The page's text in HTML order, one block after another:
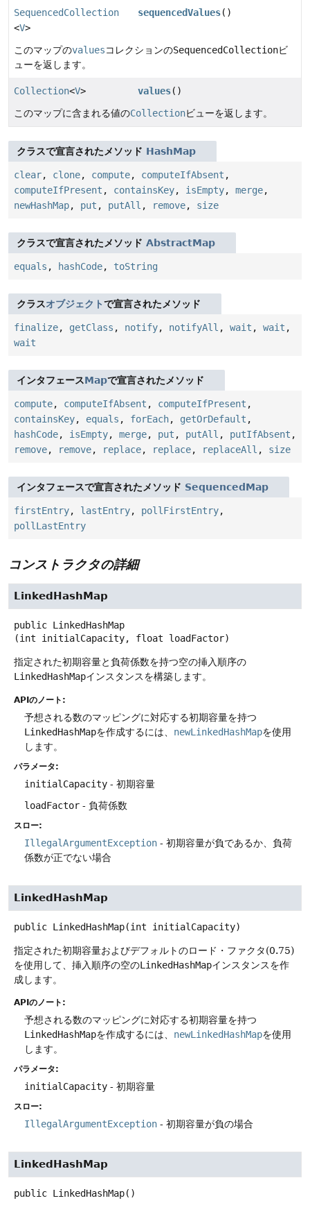
SequencedCollection
<V>
sequencedValues()
このマップのvaluesコレクションのSequencedCollectionビ
ューを返します。
Collection<V> values()
このマップに含まれる値のCollectionビューを返します。
クラスで宣言されたメソッド HashMap
clear, clone, compute, computeIfAbsent ,
computeIfPresent , containsKey, isEmpty, merge,
newHashMap, put , putAll , remove, size
クラスで宣言されたメソッド AbstractMap
equals , hashCode, toString
クラスオブジェクトで宣言されたメソッド
finalize, getClass , notify, notifyAll , wait , wait ,
wait
インタフェースMapで宣言されたメソッド
compute, computeIfAbsent , computeIfPresent ,
containsKey, equals , forEach, getOrDefault ,
hashCode, isEmpty, merge, put , putAll , putIfAbsent ,
remove, remove, replace, replace, replaceAll , size
インタフェースで宣言されたメソッド SequencedMap
firstEntry, lastEntry, pollFirstEntry,
pollLastEntry
コンストラクタの詳細
LinkedHashMap
public LinkedHashMap
(int initialCapacity, float loadFactor)
指定された初期容量と負荷係数を持つ空の挿入順序の
LinkedHashMapインスタンスを構築します。
APIのノート:
予想される数のマッピングに対応する初期容量を持つ
LinkedHashMapを作成するには、 newLinkedHashMapを使用
します。
パラメータ:
initialCapacity - 初期容量
loadFactor - 負荷係数
スロー:
IllegalArgumentException - 初期容量が負であるか、負荷
係数が正でない場合
LinkedHashMap
public LinkedHashMap(int initialCapacity)
指定された初期容量およびデフォルトのロード・ファクタ(0.75)
を使用して、挿入順序の空のLinkedHashMapインスタンスを作
成します。
APIのノート:
予想される数のマッピングに対応する初期容量を持つ
LinkedHashMapを作成するには、 newLinkedHashMapを使用
します。
パラメータ:
initialCapacity - 初期容量
スロー:
IllegalArgumentException - 初期容量が負の場合
LinkedHashMap
public LinkedHashMap()